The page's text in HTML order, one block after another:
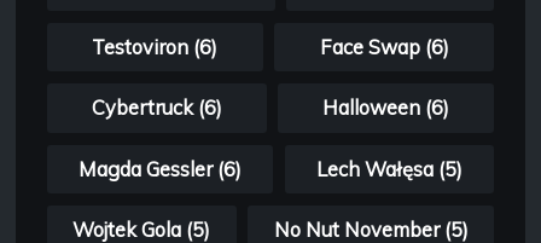
Testoviron (6) Face Swap (6)
Cybertruck (6) Halloween (6)
Magda Gessler (6) Lech Wałęsa (5)
Wojtek Gola (5) No Nut November (5)